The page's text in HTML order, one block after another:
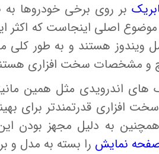
بر روی برخی خودروها
اصلی اینجاست که اکثر
ویندوز هستند و به طور کلی
و مشخصات سخت افزاری
افزاری قدرتمندتر برای
به دلیل مجهز بودن
نمایش را بسته به مدل و